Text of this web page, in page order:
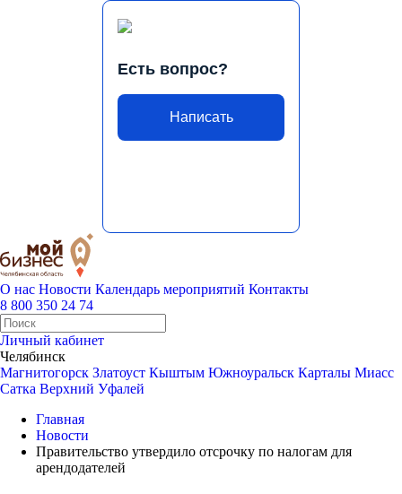
Есть вопрос?
Написать
О нас Новости Календарь мероприятий Контакты
8 800 350 24 74
Личный кабинет
Челябинск
Магнитогорск Златоуст Кыштым Южноуральск Карталы Миасс
Сатка Верхний Уфалей
Главная
Новости
Правительство утвердило отсрочку по налогам для
арендодателей